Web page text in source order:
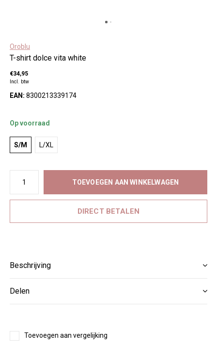
Oroblu
T-shirt dolce vita white
€34,95
Incl. btw
EAN: 8300213339174
Op voorraad
S/M L/XL
TOEVOEGEN AAN WINKELWAGEN
DIRECT BETALEN
Beschrijving
Delen
Toevoegen aan vergelijking